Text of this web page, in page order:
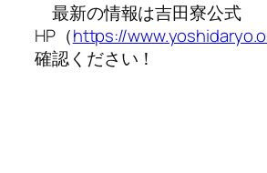
最新の情報は吉田寮公式
HP（https://
確認ください！